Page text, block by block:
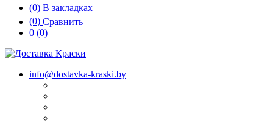
(0) В закладках
(0) Сравнить
0 (0)
info@dostavka-kraski.by